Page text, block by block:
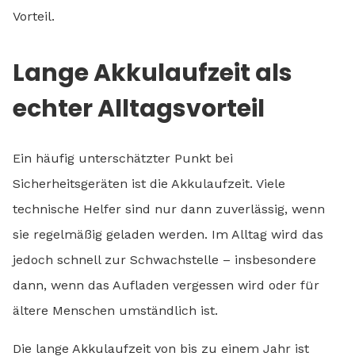
Vorteil.
Lange Akkulaufzeit als
echter Alltagsvorteil
Ein häufig unterschätzter Punkt bei
Sicherheitsgeräten ist die Akkulaufzeit. Viele
technische Helfer sind nur dann zuverlässig, wenn
sie regelmäßig geladen werden. Im Alltag wird das
jedoch schnell zur Schwachstelle – insbesondere
dann, wenn das Aufladen vergessen wird oder für
ältere Menschen umständlich ist.
Die lange Akkulaufzeit von bis zu einem Jahr ist